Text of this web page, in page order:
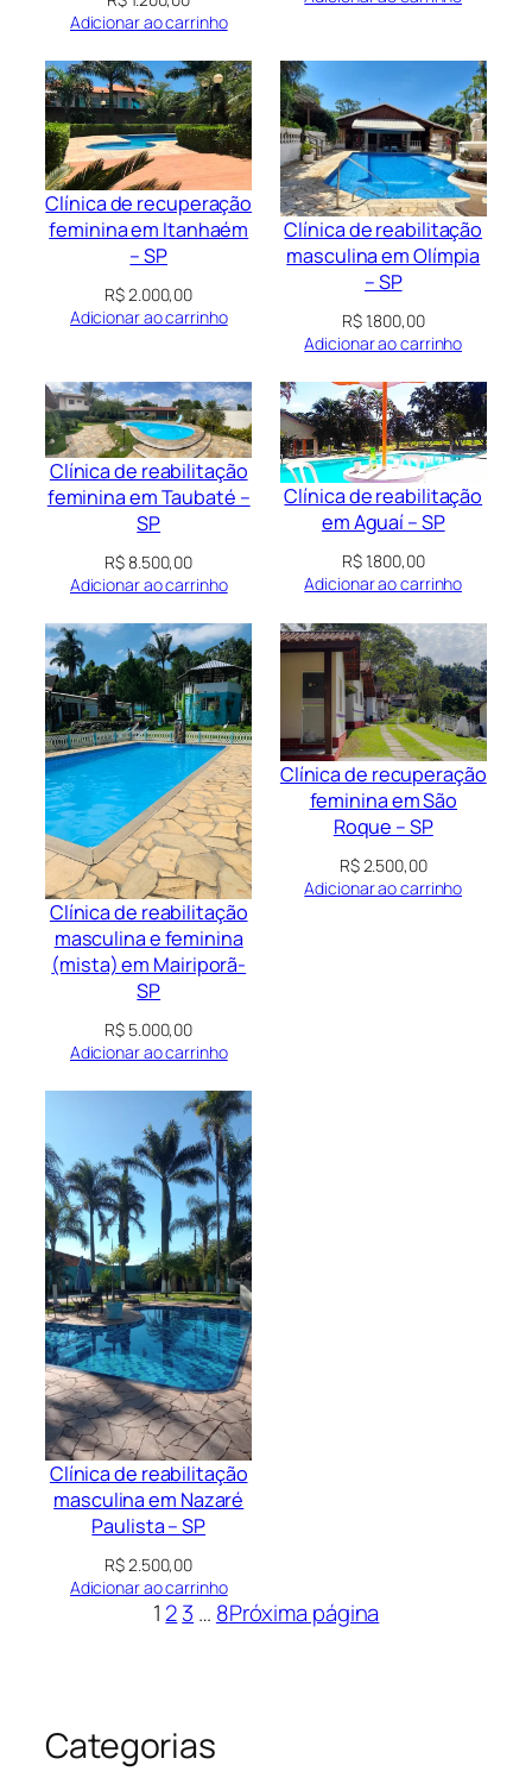
Adicionar ao carrinho
Clínica de recuperação
feminina em Itanhaém
– SP
R$2.000,00
Adicionar ao carrinho
Clínica de reabilitação
masculina em Olímpia
– SP
R$1.800,00
Adicionar ao carrinho
Clínica de reabilitação
feminina em Taubaté –
SP
R$8.500,00
Adicionar ao carrinho
Clínica de reabilitação
em Aguaí – SP
R$1.800,00
Adicionar ao carrinho
Clínica de reabilitação
masculina e feminina
(mista) em Mairiporã-
SP
R$ 5.000,00
Adicionar ao carrinho
Clínica de recuperação
feminina em São
Roque – SP
R$2.500,00
Adicionar ao carrinho
Clínica de reabilitação
masculina em Nazaré
Paulista – SP
R$2.500,00
Adicionar ao carrinho
1 23 … 8Próxima página
Categorias